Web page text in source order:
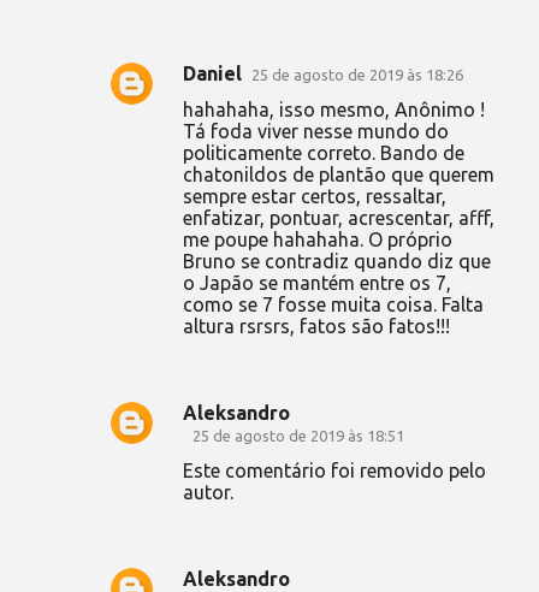
Daniel 25 de agosto de 2019 às 18:26
hahahaha, isso mesmo, Anônimo !
Tá foda viver nesse mundo do
politicamente correto. Bando de
chatonildos de plantão que querem
sempre estar certos, ressaltar,
enfatizar, pontuar, acrescentar, afff,
me poupe hahahaha. O próprio
Bruno se contradiz quando diz que
o Japão se mantém entre os 7,
como se 7 fosse muita coisa. Falta
altura rsrsrs, fatos são fatos!!!
Aleksandro
25 de agosto de 2019 às 18:51
Este comentário foi removido pelo
autor.
Aleksandro